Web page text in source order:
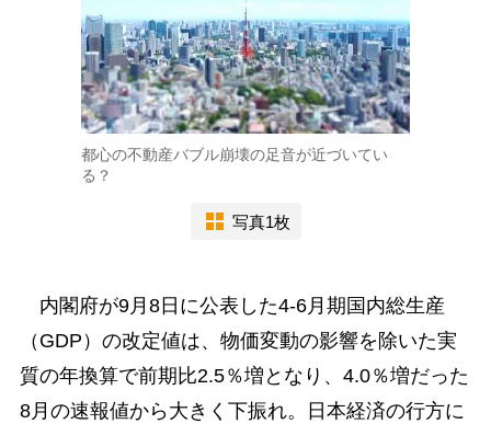
都心の不動産バブル崩壊の足音が近づいてい
る？
写真1枚
内閣府が9月8日に公表した4-6月期国内総生産
（GDP）の改定値は、物価変動の影響を除いた実
質の年換算で前期比2.5％増となり、4.0％増だった
8月の速報値から大きく下振れ。日本経済の行方に